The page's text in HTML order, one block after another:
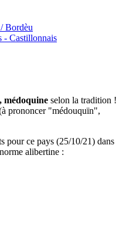
Bordèu
- Castillonnais
médoquine selon la tradition !
prononcer "médouquïn",
pour ce pays (25/10/21) dans
alibertine :